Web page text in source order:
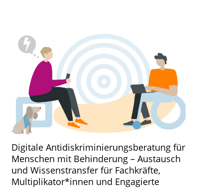
Digitale Antidiskriminierungsberatung für
Menschen mit Behinderung – Austausch
und Wissenstransfer für Fachkräfte,
Multiplikator*innen und Engagierte